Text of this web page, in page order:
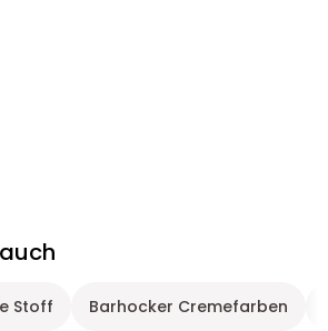
Stoff Barhocker Cremefarben